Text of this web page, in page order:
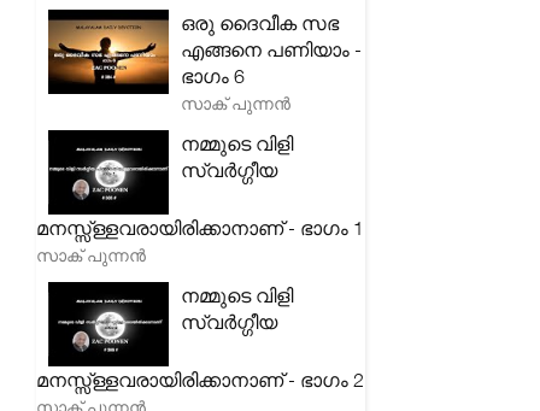
ഒരു ദൈവീക സഭ
എങ്ങനെ പണിയാം -
ഭാഗം 6
സാക് പുന്നൻ
നമ്മുടെ വിളി
സ്വർഗ്ഗീയ
മനസ്സ്ള്ളവരായിരിക്കാനാണ് - ഭാഗം 1
സാക് പുന്നൻ
നമ്മുടെ വിളി
സ്വർഗ്ഗീയ
മനസ്സ്ള്ളവരായിരിക്കാനാണ് - ഭാഗം 2
സാക് പുന്നൻ